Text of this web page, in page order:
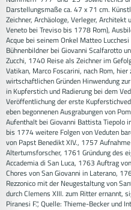
Darstellungsmaße ca. 47 x 71 cm.
Zeichner, Archäologe, Verleger,
Veneto bei Treviso bis 1778 Rom),
Acque bei seinem Onkel Matteo
Bühnenbildner bei Giovanni Scalfarotto
Zucchi, 1740 Reise als Zeichner im
Vatikan, Marco Foscarini, nach Rom,
wirtschaftlichen Gründen Hinwendung
in Kupferstich und Radierung bei dem
Veröffentlichung der erste
eben begonnenen Ausgrabungen von
Aufenthalt bei Giovanni Battista Tiepolo
bis 1774 weitere Folgen von Veduten
von Papst Benedikt XIV., 1757
Altertumsforscher, 1761 Gründung des
Accademia di San Luca, 1763 Auftrag
Chores von San Giovanni in Laterano,
Rezzonico mit der Neugestaltung von
durch Clemens XIII. zum Ritter ernannt,
Piranesi F.", Quelle: Thieme-Becker und